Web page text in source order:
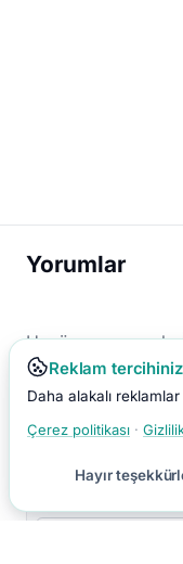
Yorumlar
Henüz yorum yok.
Reklam tercihiniz
Daha alakalı
Çerez politikası ·
Hayır